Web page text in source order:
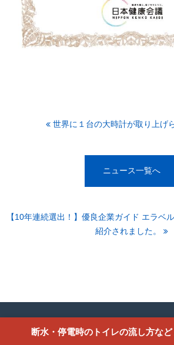
世界に１台の大時計が取り上げ
ニュース一覧へ
【10年連続選出！】優良企業ガイド エラベ
紹介されました。
© 2024 ナカソネ住設. All rights
断水・停電時のトイレの流し方な